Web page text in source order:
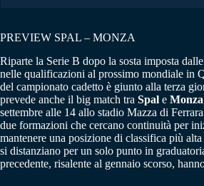
PREVIEW SPAL – MONZA
Riparte la Serie B dopo la sosta imposta
nelle qualificazioni al prossimo mondiale in
del campionato cadetto è giunto alla terza
prevede anche il big match tra Spal e Monza
settembre alle 14 allo stadio Mazza di
due formazioni che cercano continuità per
mantenere una posizione di classifica più
si distanziano per un solo punto in
precedente, risalente al gennaio scorso,